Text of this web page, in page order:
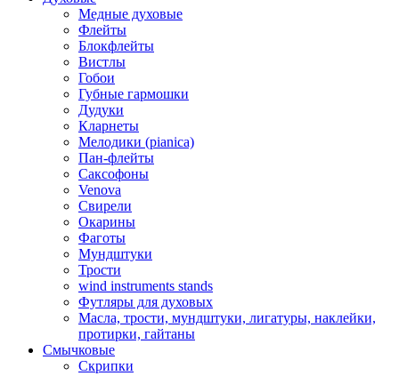
Медные духовые
Флейты
Блокфлейты
Вистлы
Гобои
Губные гармошки
Дудуки
Кларнеты
Мелодики (pianica)
Пан-флейты
Саксофоны
Venova
Свирели
Окарины
Фаготы
Мундштуки
Трости
wind instruments stands
Футляры для духовых
Масла, трости, мундштуки, лигатуры, наклейки,
протирки, гайтаны
Смычковые
Скрипки